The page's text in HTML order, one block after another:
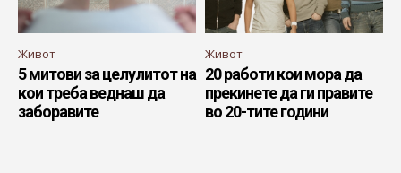
Живот
5 митови за целулитот на
кои треба веднаш да
заборавите
Живот
20 работи кои мора да
прекинете да ги правите
во 20-тите години